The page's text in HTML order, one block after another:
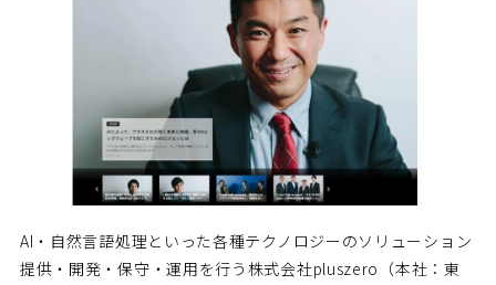
AI・自然言語処理といった各種テクノロジーのソリューション
提供・開発・保守・運用を行う株式会社pluszero（本社：東